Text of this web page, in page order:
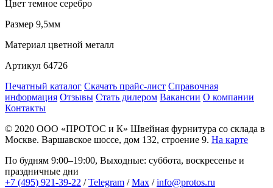
Цвет темное серебро
Размер 9,5мм
Материал цветной металл
Артикул 64726
Печатный каталог Скачать прайс-лист Справочная
информация Отзывы Стать дилером Вакансии О компании
Контакты
© 2020 ООО «ПРОТОС и К» Швейная фурнитура со склада в
Москве. Варшавское шоссе, дом 132, строение 9. На карте
По будням 9:00–19:00, Выходные: суббота, воскресенье и
праздничные дни
+7 (495) 921-39-22 /Telegram /Max /info@protos.ru